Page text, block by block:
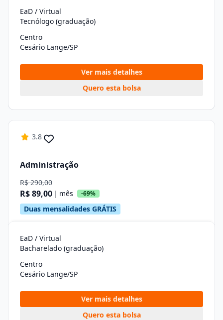
EaD / Virtual
Tecnólogo (graduação)
Centro
Cesário Lange/SP
Ver mais detalhes
Quero esta bolsa
3.8
Administração
R$ 290,00
R$ 89,00 | mês -69%
Duas mensalidades GRÁTIS
EaD / Virtual
Bacharelado (graduação)
Centro
Cesário Lange/SP
Ver mais detalhes
Quero esta bolsa